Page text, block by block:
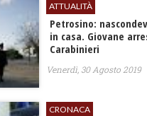
ATTUALITÀ
Petrosino:
in casa. Giovane
Carabinieri
Venerdì, 30 Agosto 2019
CRONACA